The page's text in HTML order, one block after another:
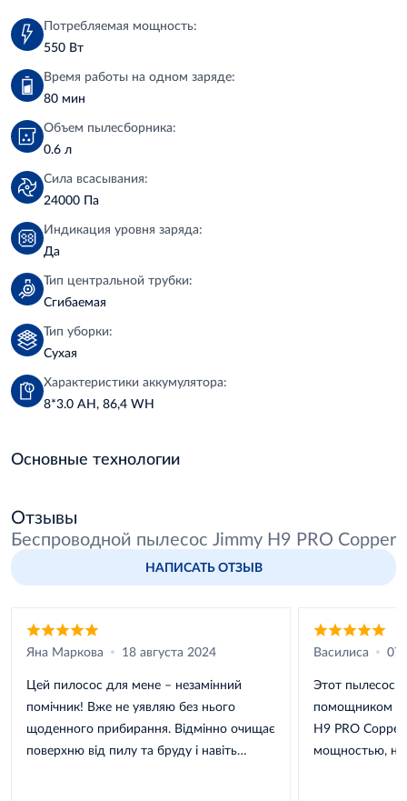
Потребляемая мощность:
550 Вт
Время работы на одном заряде:
80 мин
Объем пылесборника:
0.6 л
Сила всасывания:
24000 Па
Индикация уровня заряда:
Да
Тип центральной трубки:
Сгибаемая
Тип уборки:
Сухая
Характеристики аккумулятора:
8*3.0 AH, 86,4 WH
Основные технологии
Отзывы
Беспроводной пылесос Jimmy H9 PRO Copper
НАПИСАТЬ ОТЗЫВ
Яна Маркова 18 августа 2024
Цей пилосос для мене – незамінний
помічник! Вже не уявляю без нього
щоденного прибирання. Відмінно очищає
поверхню від пилу та бруду і навіть
Василиса 07
Этот пылесос
помощником в
H9 PRO
мощностью,